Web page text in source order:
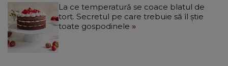
La ce temperatură se coace blatul de
tort. Secretul pe care trebuie să îl știe
toate gospodinele